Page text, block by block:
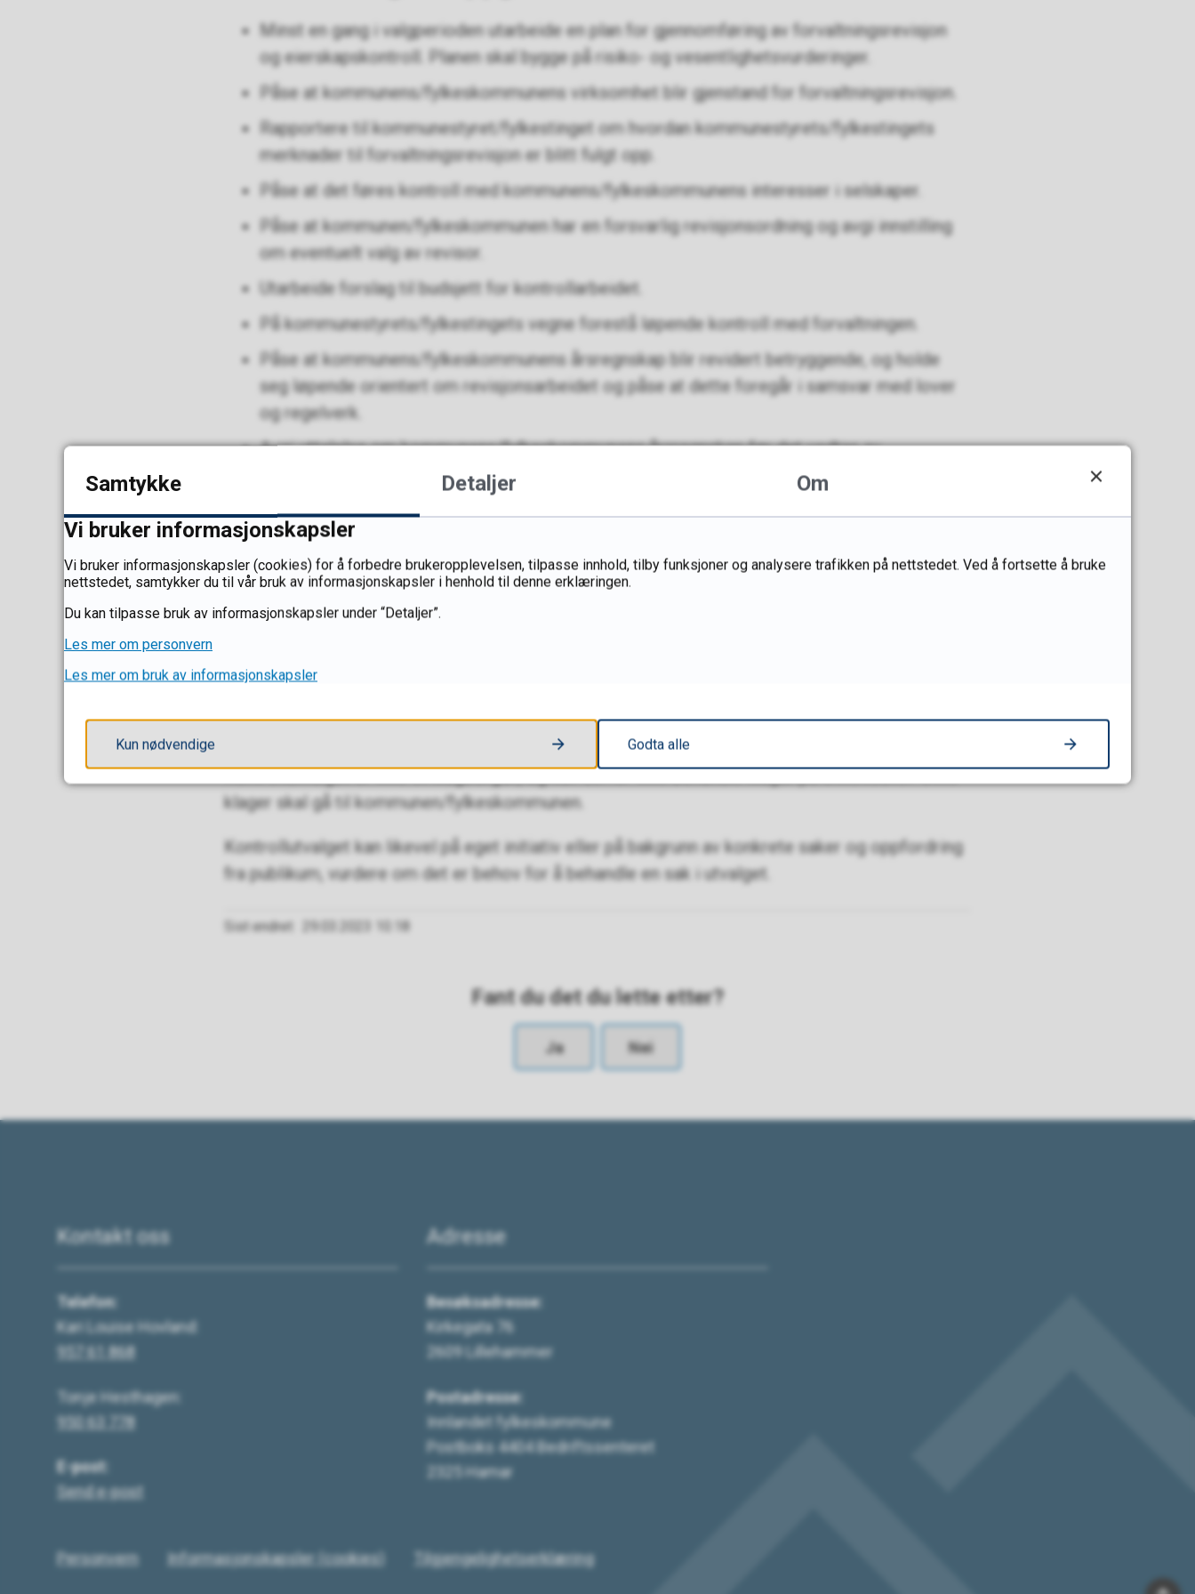
Minst en gang i valgperioden utarbeide en plan for gjennomføring av forvaltningsrevisjon
og eierskapskontroll. Planen skal bygge på risiko- og vesentlighetsvurderinger.
Påse at kommunens/fylkeskommunens virksomhet blir gjenstand for forvaltningsrevisjon.
Rapportere til kommunestyret/fylkestinget om hvordan kommunestyrets/fylkestingets
merknader til forvaltningsrevisjon er blitt fulgt opp.
Påse at det føres kontroll med kommunens/fylkeskommunens interesser i selskaper.
Påse at kommunen/fylkeskommunen har en forsvarlig revisjonsordning og avgi innstilling
om eventuelt valg av revisor.
Utarbeide forslag til budsjett for kontrollarbeidet.
På kommunestyrets/fylkestingets vegne forestå løpende kontroll med forvaltningen.
Påse at kommunens/fylkeskommunens årsregnskap blir revidert betryggende, og holde
seg løpende orientert om revisjonsarbeidet og påse at dette foregår i samsvar med lover
og regelverk.
Avgi uttalelse om kommunens/fylkeskommunens årsregnskap før det vedtas av
kommunestyret/fylkestinget.
Påse at revisjonsmerknader blir fulgt opp.
I tillegg har kontrollutvalget ansvaret for bestilling av revisjonstjenester.
mv.
Kontrollutvalget som klageorgan?
Kontrollutvalget er ikke et klageorgan, og kan derfor ikke behandle klager på enkeltsaker. Slike
klager skal gå til kommunen/fylkeskommunen.
Kontrollutvalget kan likevel på eget initiativ eller på bakgrunn av konkrete saker og oppfordring
fra publikum, vurdere om det er behov for å behandle en sak i utvalget.
Sist endret 29.03.2023 10.18
Fant du det du lette etter?
Ja Nei
Kontakt oss
Telefon:
Kari Louise Hovland:
957 61 868
Tonje Hesthagen:
950 63 778
E-post:
Send e-post
Adresse
Besøksadresse:
Kirkegata 76
2609 Lillehammer
Postadresse:
Innlandet fylkeskommune
Postboks 4404 Bedriftssenteret
2325 Hamar
Personvern Informasjonskapsler (cookies) Tilgjengelighetserklæring
Samtykke Detaljer
Om
Vi bruker informasjonskapsler
Vi bruker informasjonskapsler (cookies) for å forbedre brukeropplevelsen, tilpasse innhold, tilby funksjoner og analysere trafikken på nettstedet. Ved å fortsette å bruke
nettstedet, samtykker du til vår bruk av informasjonskapsler i henhold til denne erklæringen.
Du kan tilpasse bruk av informasjonskapsler under “Detaljer”.
Les mer om personvern
Les mer om bruk av informasjonskapsler
Kun nødvendige Godta alle